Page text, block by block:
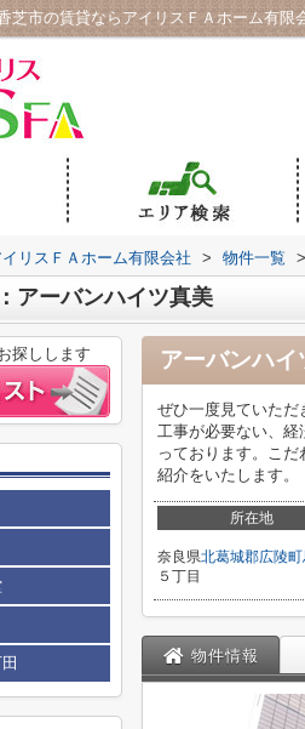
芝市の賃貸ならアイリスＦＡホーム有限
リスＦＡホーム有限会社 > 物件一覧 >
アーバンハイツ真美
アーバンハイ
ぜひ一度見ていただ
工事が必要ない、経
っております。こ
紹介をいたします。
所在地
奈良県北葛城郡広陵町
５丁目
物件情報
探しします